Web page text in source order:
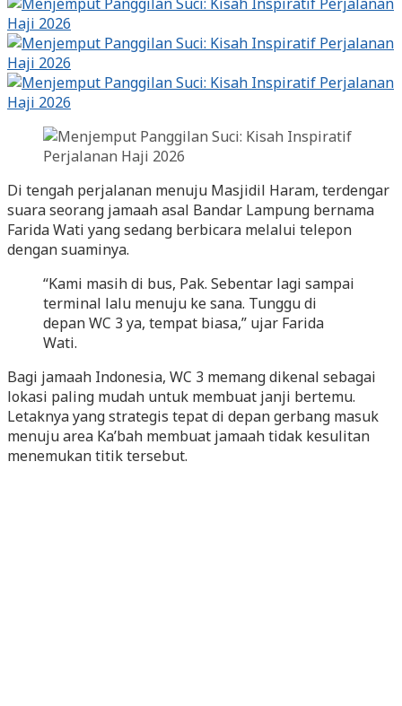
Di tengah perjalanan menuju Masjidil Haram, terdengar
suara seorang jamaah asal Bandar Lampung bernama
Farida Wati yang sedang berbicara melalui telepon
dengan suaminya.
“Kami masih di bus, Pak. Sebentar lagi sampai
terminal lalu menuju ke sana. Tunggu di
depan WC 3 ya, tempat biasa,” ujar Farida
Wati.
Bagi jamaah Indonesia, WC 3 memang dikenal sebagai
lokasi paling mudah untuk membuat janji bertemu.
Letaknya yang strategis tepat di depan gerbang masuk
menuju area Ka’bah membuat jamaah tidak kesulitan
menemukan titik tersebut.